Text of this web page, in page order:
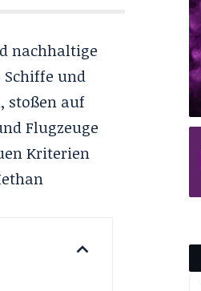
nachhaltige
und
stoßen auf
Flugzeuge
Kriterien